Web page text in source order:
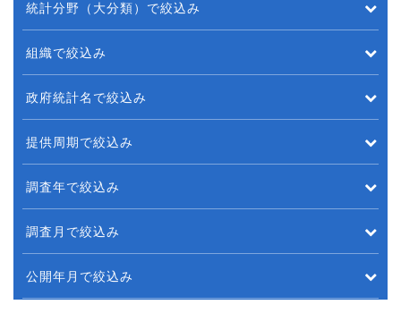
統計分野（大分類）で絞込み
組織で絞込み
政府統計名で絞込み
提供周期で絞込み
調査年で絞込み
調査月で絞込み
公開年月で絞込み